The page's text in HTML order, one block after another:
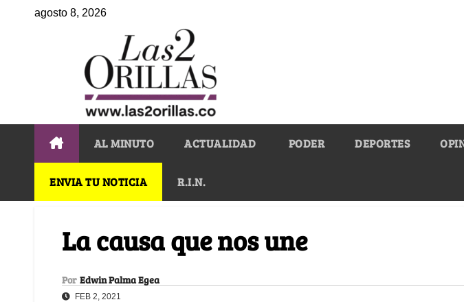
agosto 8, 2026
AL MINUTO ACTUALIDAD PODER DEPORTES
ENVIA TU NOTICIA R.I.N.
La causa que nos une
Por Edwin Palma Egea
FEB 2, 2021